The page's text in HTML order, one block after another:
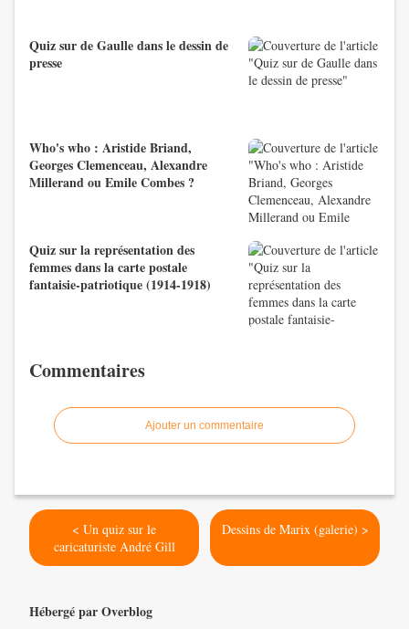
Quiz sur de Gaulle dans le dessin de
presse
Who's who : Aristide Briand,
Georges Clemenceau, Alexandre
Millerand ou Emile Combes ?
Quiz sur la représentation des
femmes dans la carte postale
fantaisie-patriotique (1914-1918)
Commentaires
Ajouter un commentaire
< Un quiz sur le
caricaturiste André Gill
Dessins de Marix (galerie) >
Hébergé par Overblog